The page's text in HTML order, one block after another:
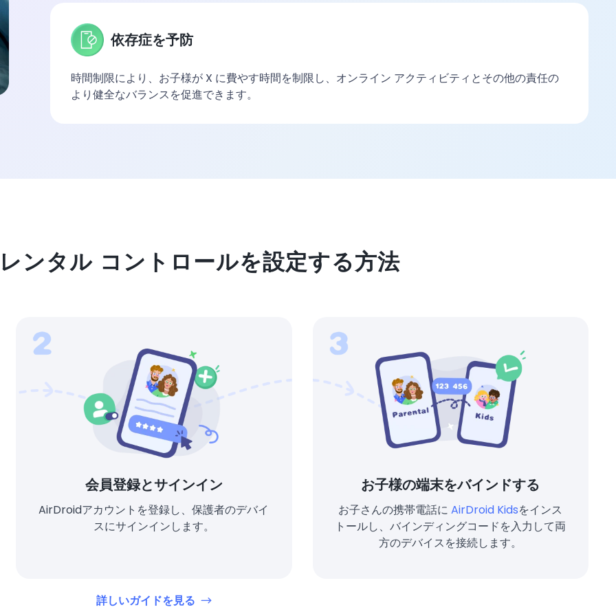
依存症を予防
時間制限により、お子様が X に費やす時間を制限し、オンライン アクティビティとその他の責任の
より健全なバランスを促進できます。
ンタル コントロールを設定する方法
会員登録とサインイン
AirDroidアカウントを登録し、保護者のデバイ
スにサインインします。
お子様の端末をバインドする
お子さんの携帯電話にAirDroid Kidsをインス
トールし、バインディングコードを入力して両
方のデバイスを接続します。
詳しいガイドを見る